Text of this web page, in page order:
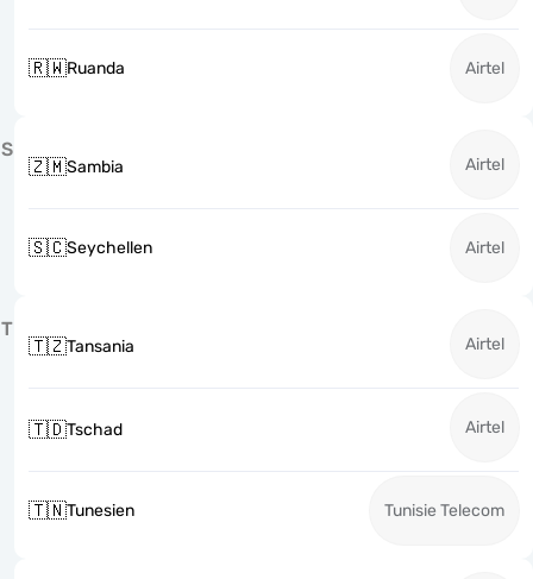
🇷🇼Ruanda Airtel
S
🇿🇲Sambia Airtel
🇸🇨Seychellen Airtel
T
🇹🇿Tansania Airtel
🇹🇩Tschad Airtel
🇹🇳Tunesien Tunisie Telecom